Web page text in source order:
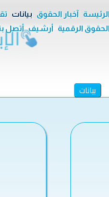
الرئيسة آخبار الحقوق بيانات
الحقوق الرقمية
أرشيف أتصل
بيانات